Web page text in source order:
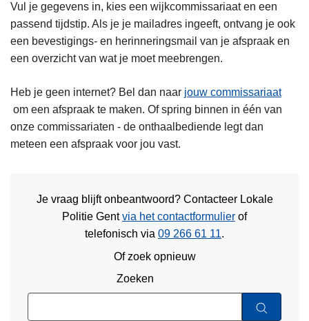
Vul je gegevens in, kies een wijkcommissariaat en een
passend tijdstip. Als je je mailadres ingeeft, ontvang je ook
een bevestigings- en herinneringsmail van je afspraak en
een overzicht van wat je moet meebrengen.
Heb je geen internet? Bel dan naar jouw commissariaat
om een afspraak te maken. Of spring binnen in één van
onze commissariaten - de onthaalbediende legt dan
meteen een afspraak voor jou vast.
Je vraag blijft onbeantwoord? Contacteer Lokale
Politie Gentvia het contactformulier of
telefonisch via 09 266 61 11.
Of zoek opnieuw
Zoeken